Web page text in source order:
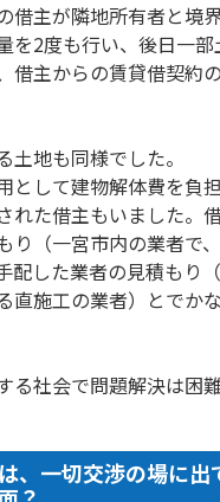
借主が隣地所有者と境
を2度も行い、後日一部
借主からの賃貸借契約
土地も同様でした。
として建物解体費を負
れた借主もいました。
り（一宮市内の業者で
配した業者の見積もり
直施工の業者）とでか
る社会で問題解決は困
、一切交渉の場に出